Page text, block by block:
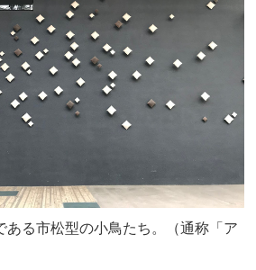
ある市松型の小鳥たち。（通称「ア